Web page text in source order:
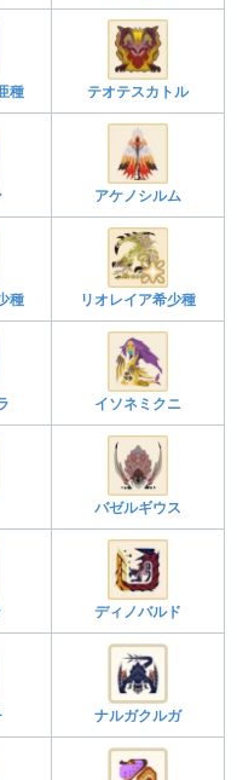
種 テオテスカトル
アケノシルム
種 リオレイア希少種
イソネミクニ
バゼルギウス
ディノバルド
ナルガクルガ